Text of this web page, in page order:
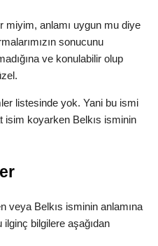
miyim, anlamı uygun mu diye
sonucunu
ve konulabilir olup
listesinde yok. Yani bu ismi
isim koyarken Belkıs isminin
veya Belkıs isminin anlamına
ilginç bilgilere aşağıdan